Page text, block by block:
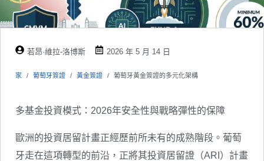
若昂·維拉-洛博斯 2026 年 5 月 14 日
家 葡萄牙簽證 黃金簽證 葡萄牙黃金簽證的多元化架構
多基金投資模式：2026年安全性與戰略彈性的保障
歐洲的投資居留計畫正經歷前所未有的成熟階段。葡萄
牙走在這項轉型的前沿，正將其投資居留證（ARI）計畫